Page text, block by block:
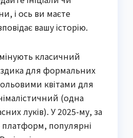
і ось ви маєте
вашу історію.
класичний
для формальних
квітами для
(одна
луків). У 2025-му, за
популярні